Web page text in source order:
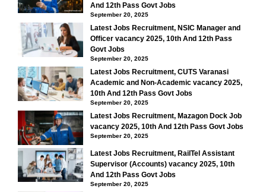
And 12th Pass Govt Jobs
September 20, 2025
Latest Jobs Recruitment, NSIC Manager and
Officer vacancy 2025, 10th And 12th Pass
Govt Jobs
September 20, 2025
Latest Jobs Recruitment, CUTS Varanasi
Academic and Non-Academic vacancy 2025,
10th And 12th Pass Govt Jobs
September 20, 2025
Latest Jobs Recruitment, Mazagon Dock Job
vacancy 2025, 10th And 12th Pass Govt Jobs
September 20, 2025
Latest Jobs Recruitment, RailTel Assistant
Supervisor (Accounts) vacancy 2025, 10th
And 12th Pass Govt Jobs
September 20, 2025